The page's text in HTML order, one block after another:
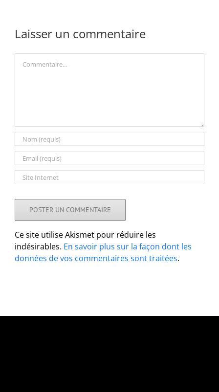
Laisser un commentaire
Ce site utilise Akismet pour réduire les
indésirables. En savoir plus sur la façon dont les
données de vos commentaires sont traitées.